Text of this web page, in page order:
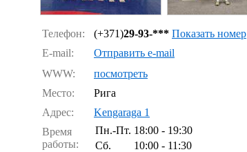
Телефон: (+371)29-93-*** Показать номер
E-mail:
Отправить e-mail
WWW:
посмотреть
Место:
Рига
Адрес:
Kengaraga 1
Время
работы:
Пн.-Пт. 18:00 - 19:30
Сб.
10:00 - 11:30